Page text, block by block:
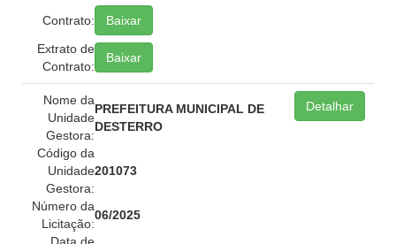
Contrato:
Baixar
Extrato de
Contrato:
Baixar
Nome da
Unidade
Gestora:
PREFEITURA MUNICIPAL DE
DESTERRO
Código da
Unidade
Gestora:
201073
Número da
Licitação:
06/2025
Detalhar